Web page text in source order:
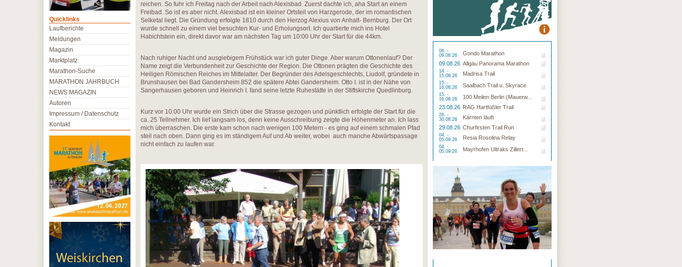
reichen. So fuhr ich Freitag nach der Arbeit nach Alexisbad. Zuerst dachte ich, aha Start an einem
Freibad. So ist es aber nicht. Alexisbad ist ein kleiner Ortsteil von Harzgerode, der im romantischen
Selketal liegt. Die Gründung erfolgte 1810 durch den Herzog Alexius von Anhalt- Bernburg. Der Ort
wurde schnell zu einem viel besuchten Kur- und Erholungsort. Ich quartierte mich ins Hotel
Habichtstein ein, direkt davor war am nächsten Tag um 10:00 Uhr der Start für die 44km.
Nach ruhiger Nacht und ausgiebigem Frühstück war ich guter Dinge. Aber warum Ottonenlauf? Der
Name zeigt die Verbundenheit zur Geschichte der Region. Die Ottonen prägten die Geschichte des
Heiligen Römischen Reiches im Mittelalter. Der Begründer des Adelsgeschlechts, Liudolf, gründete in
Brunshausen bei Bad Gandersheim 852 die spätere Abtei Gandersheim. Otto I. ist in der Nähe von
Sangerhausen geboren und Heinrich I. fand seine letzte Ruhestätte in der Stiftskirche Quedlinburg.
Kurz vor 10:00 Uhr wurde ein Strich über die Strasse gezogen und pünktlich erfolgte der Start für die
ca. 25 Teilnehmer. Ich lief langsam los, denn keine Ausschreibung zeigte die Höhenmeter an. Ich lass
mich überraschen. Die erste kam schon nach wenigen 100 Metern - es ging auf einem schmalen Pfad
steil nach oben. Dann ging es im ständigem Auf und Ab weiter, wobei auch manche Abwärtspassage
nicht einfach zu laufen war.
08. -
09.08.26
Gondo Marathon
09.08.26 Allgäu Panorama Marathon
14. -
15.08.26
Madrisa Trail
15. -
16.08.26
Saalbach Trail u. Skyrace
15. -
16.08.26
100 Meilen Berlin (Mauerw...
23.08.26 RAG Hartfüßler Trail
28. -
30.08.26
Kärnten läuft
29.08.26 Churfirsten Trail Run
04. -
05.09.26
Resia Rosolina Relay
04. -
05.09.26
Mayrhofen Ultraks Zillert...
Quicklinks
Laufberichte
Meldungen
Magazin
Marktplatz
Marathon-Suche
MARATHON JAHRBUCH
NEWS MAGAZIN
Autoren
Impressum / Datenschutz
Kontakt